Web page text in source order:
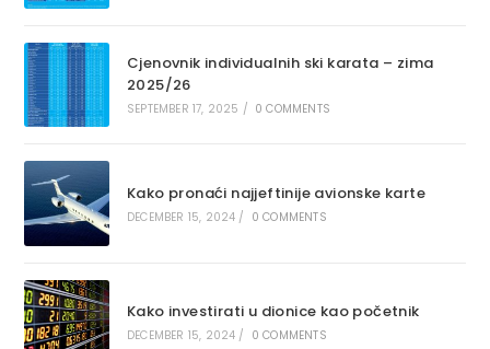
Cjenovnik individualnih ski karata – zima
2025/26
SEPTEMBER 17, 2025 / 0 COMMENTS
Kako pronaći najjeftinije avionske karte
DECEMBER 15, 2024 / 0 COMMENTS
Kako investirati u dionice kao početnik
DECEMBER 15, 2024 / 0 COMMENTS